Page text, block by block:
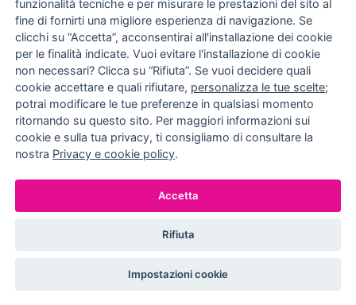
NUCCIA COSTANTINO
via Argiro 112/114 - 70122 Bari
+39 080 990 9118
+39 391 72 89 930
METODI DI PAGAMENTO
P.IVA: 05524540720
funzionalità tecniche e per misurare le prestazioni del sito al
fine di fornirti una migliore esperienza di navigazione. Se
clicchi su “Accetta”, acconsentirai all'installazione dei cookie
per le finalità indicate. Vuoi evitare l'installazione di cookie
non necessari? Clicca su “Rifiuta”. Se vuoi decidere quali
cookie accettare e quali rifiutare, personalizza le tue scelte;
potrai modificare le tue preferenze in qualsiasi momento
ritornando su questo sito. Per maggiori informazioni sui
cookie e sulla tua privacy, ti consigliamo di consultare la
nostra Privacy e cookie policy.
Accetta
Rifiuta
Impostazioni cookie